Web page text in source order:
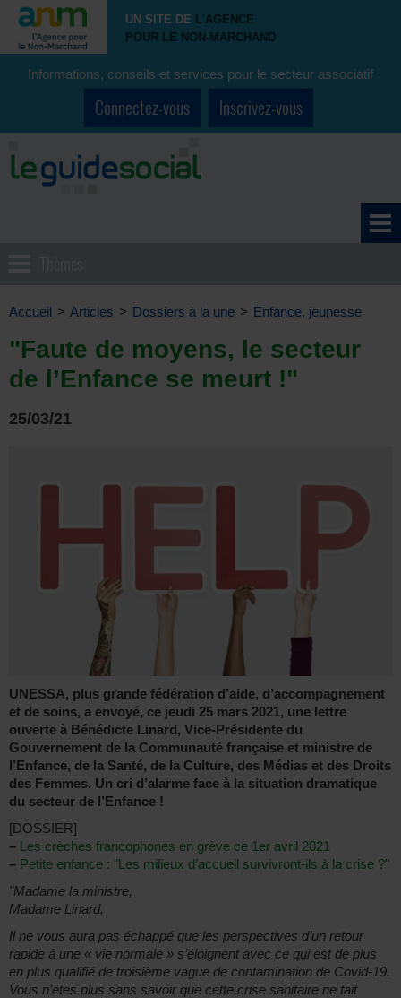
UN SITE DE L'AGENCE
POUR LE NON-MARCHAND
Informations, conseils et services pour le secteur associatif
Connectez-vous Inscrivez-vous
Accueil > Articles > Dossiers à la une > Enfance, jeunesse
"Faute de moyens, le secteur
de l’Enfance se meurt !"
25/03/21
UNESSA, plus grande fédération d’aide, d’accompagnement
et de soins, a envoyé, ce jeudi 25 mars 2021, une lettre
ouverte à Bénédicte Linard, Vice-Présidente du
Gouvernement de la Communauté française et ministre de
l’Enfance, de la Santé, de la Culture, des Médias et des Droits
des Femmes. Un cri d’alarme face à la situation dramatique
du secteur de l’Enfance !
[DOSSIER]
– Les crèches francophones en grève ce 1er avril 2021
– Petite enfance : "Les milieux d’accueil survivront-ils à la crise ?"
"Madame la ministre,
Madame Linard,
Il ne vous aura pas échappé que les perspectives d’un retour
rapide à une « vie normale » s’éloignent avec ce qui est de plus
en plus qualifié de troisième vague de contamination de Covid-19.
Vous n’êtes plus sans savoir que cette crise sanitaire ne fait